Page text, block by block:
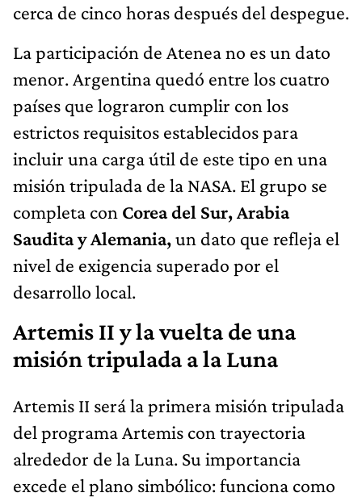
cerca de cinco horas después del despegue.
La participación de Atenea no es un dato
menor. Argentina quedó entre los cuatro
países que lograron cumplir con los
estrictos requisitos establecidos para
incluir una carga útil de este tipo en una
misión tripulada de la NASA. El grupo se
completa con Corea del Sur, Arabia
Saudita y Alemania,un dato que refleja el
nivel de exigencia superado por el
desarrollo local.
Artemis II y la vuelta de una
misión tripulada a la Luna
Artemis II será la primera misión tripulada
del programa Artemis con trayectoria
alrededor de la Luna. Su importancia
excede el plano simbólico: funciona como